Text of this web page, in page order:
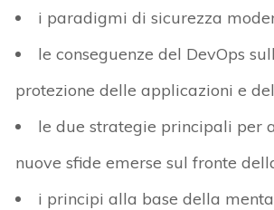
i paradigmi di sicurezza
le conseguenze del DevOps
protezione delle applicazioni e
le due strategie principali per
nuove sfide emerse sul fronte
i principi alla base della